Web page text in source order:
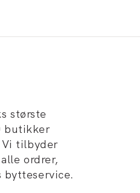
største
butikker
tilbyder
ordrer,
bytteservice.